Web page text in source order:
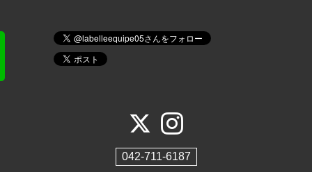
042-711-6187